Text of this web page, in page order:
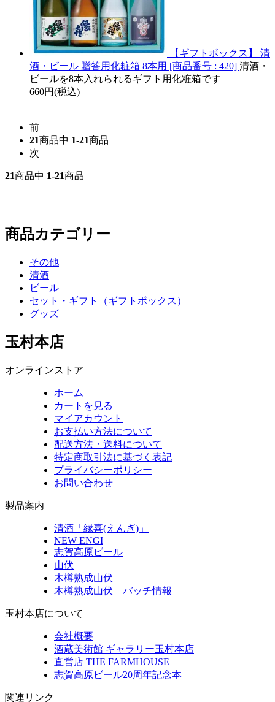
【ギフトボックス】 清
酒・ビール 贈答用化粧箱 8本用 [商品番号 : 420] 清酒・
ビールを8本入れられるギフト用化粧箱です
660円(税込)
前
21商品中 1-21商品
次
21商品中 1-21商品
商品カテゴリー
その他
清酒
ビール
セット・ギフト（ギフトボックス）
グッズ
玉村本店
オンラインストア
ホーム
カートを見る
マイアカウント
お支払い方法について
配送方法・送料について
特定商取引法に基づく表記
プライバシーポリシー
お問い合わせ
製品案内
清酒「縁喜(えんぎ)」
NEW ENGI
志賀高原ビール
山伏
木樽熟成山伏
木樽熟成山伏 バッチ情報
玉村本店について
会社概要
酒蔵美術館 ギャラリー玉村本店
直営店 THE FARMHOUSE
志賀高原ビール20周年記念本
関連リンク